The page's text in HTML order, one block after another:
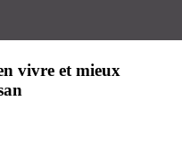
vivre et mieux